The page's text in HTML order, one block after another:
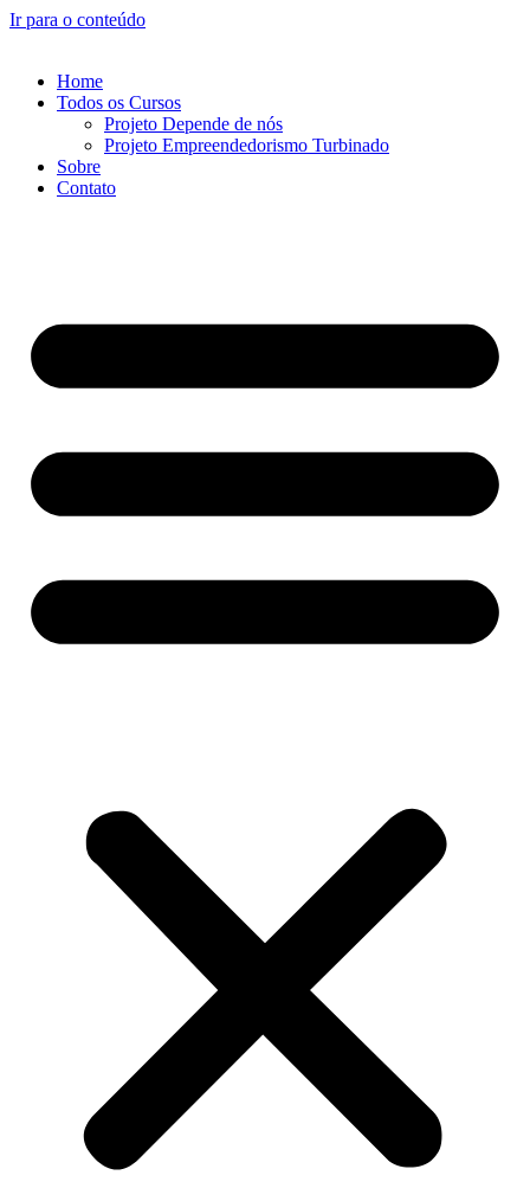
Ir para o conteúdo
Home
Todos os Cursos
Projeto Depende de nós
Projeto Empreendedorismo Turbinado
Sobre
Contato